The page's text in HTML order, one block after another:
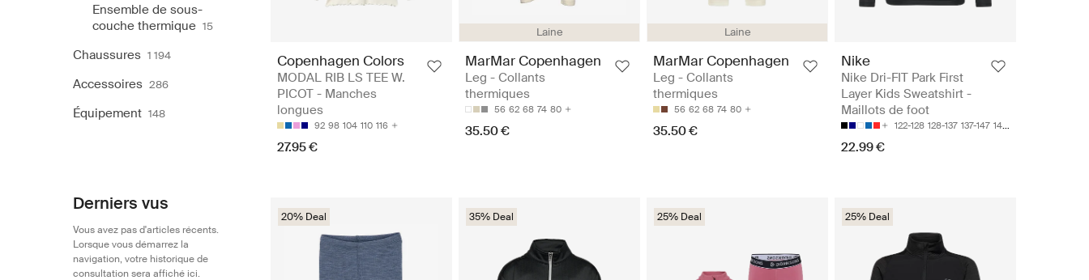
Ensemble de sous-
couche thermique 15
Chaussures 1 194
Accessoires 286
Équipement 148
Derniers vus
Vous avez pas d'articles récents.
Lorsque vous démarrez la
navigation, votre historique de
consultation sera affiché ici.
Copenhagen Colors
MODAL RIB LS TEE W.
PICOT - Manches
longues
92 98 104 110 116
27.95 €
Laine
MarMar Copenhagen
Leg - Collants
thermiques
56 62 68 74 80
35.50 €
Laine
MarMar Copenhagen
Leg - Collants
thermiques
56 62 68 74 80
35.50 €
Nike
Nike Dri-FIT Park First
Layer Kids Sweatshirt -
Maillots de foot
122-128 128-137 137-147 147-158
22.99 €
20% Deal 35% Deal 25% Deal 25% Deal